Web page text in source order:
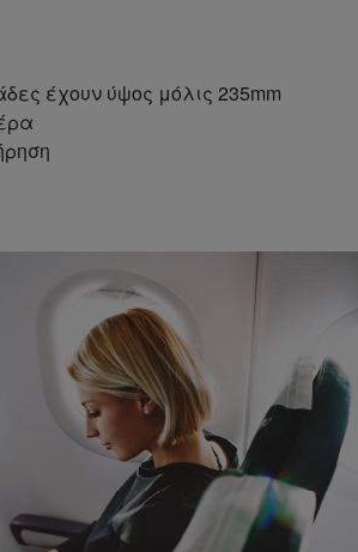
έχουν ύψος μόλις 235mm